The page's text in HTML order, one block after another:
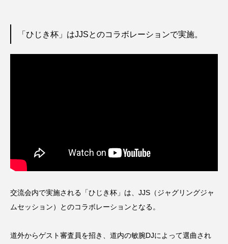
「ひじき杯」はJJSとのコラボレーションで実施。
交流会内で実施される「ひじき杯」は、JJS（ジャグリングジャ
ムセッション）とのコラボレーションとなる。
道外からゲスト審査員を招き、道内の敏腕DJによって選曲され